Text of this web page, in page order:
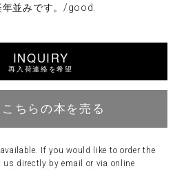
並みです。/good.
INQUIRY
再入荷連絡を希望
こちらの本を売る
If you would like to order the
us directly by email or via online